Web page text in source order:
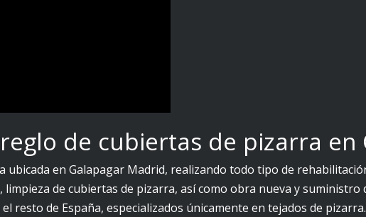
de cubiertas de pizarra en
ubicada en Galapagar Madrid, realizando todo tipo de
de cubiertas de pizarra, así como obra nueva y
resto de España, especializados únicamente en tejados de pizarra.